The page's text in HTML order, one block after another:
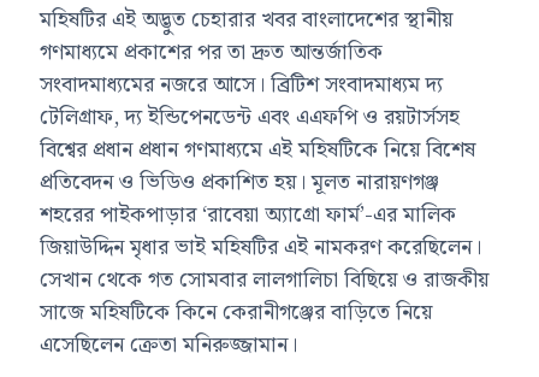
মহিষটির এই অদ্ভুত চেহারার খবর বাংলাদেশের স্থানীয়
গণমাধ্যমে প্রকাশের পর তা দ্রুত আন্তর্জাতিক
সংবাদমাধ্যমের নজরে আসে। ব্রিটিশ সংবাদমাধ্যম দ্য
টেলিগ্রাফ, দ্য ইন্ডিপেনডেন্ট এবং এএফপি ও রয়টার্সসহ
বিশ্বের প্রধান প্রধান গণমাধ্যমে এই মহিষটিকে নিয়ে বিশেষ
প্রতিবেদন ও ভিডিও প্রকাশিত হয়। মূলত নারায়ণগঞ্জ
শহরের পাইকপাড়ার ‘রাবেয়া অ্যাগ্রো ফার্ম’-এর মালিক
জিয়াউদ্দিন মৃধার ভাই মহিষটির এই নামকরণ করেছিলেন।
সেখান থেকে গত সোমবার লালগালিচা বিছিয়ে ও রাজকীয়
সাজে মহিষটিকে কিনে কেরানীগঞ্জের বাড়িতে নিয়ে
এসেছিলেন ক্রেতা মনিরুজ্জামান।